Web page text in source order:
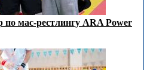
мас-рестлингу ARA Power